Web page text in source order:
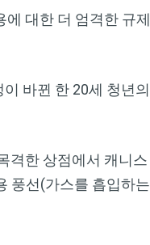
대한 더 엄격한 규제
바뀐 한 20세 청년의
격한 상점에서 캐니스
풍선(가스를 흡입하는